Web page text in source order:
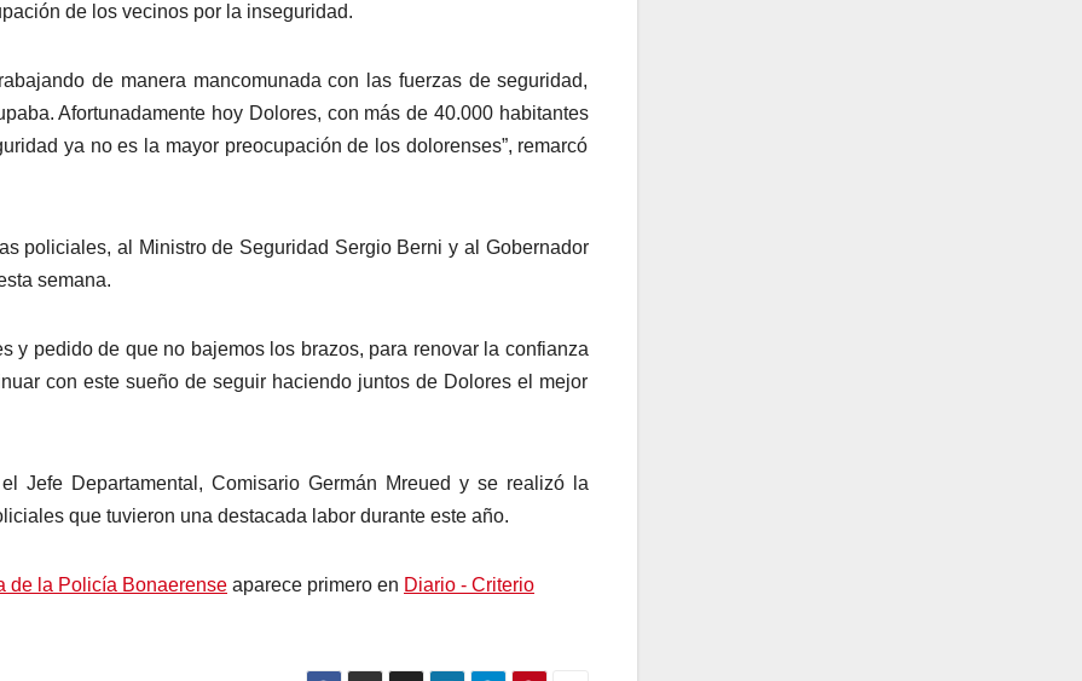
de los vecinos por la inseguridad.
de manera mancomunada con las fuerzas de seguridad,
Afortunadamente hoy Dolores, con más de 40.000 habitantes
ya no es la mayor preocupación de los dolorenses”, remarcó
policiales, al Ministro de Seguridad Sergio Berni y al Gobernador
semana.
y pedido de que no bajemos los brazos, para renovar la confianza
con este sueño de seguir haciendo juntos de Dolores el mejor
Jefe Departamental, Comisario Germán Mreued y se realizó la
que tuvieron una destacada labor durante este año.
de la Policía Bonaerense aparece primero en Diario - Criterio